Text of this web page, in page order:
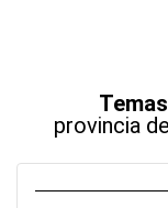
provincia